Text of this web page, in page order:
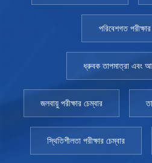
পরিবেশগত পরীক্ষার
ধ্রুবক তাপমাত্রা এবং
জলবায়ু পরীক্ষার চেম্বার
স্থিতিশীলতা পরীক্ষার চেম্বার